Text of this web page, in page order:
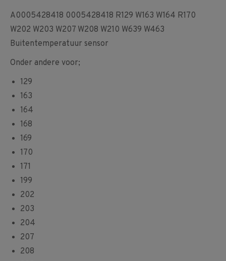
A0005428418 0005428418 R129 W163 W164 R170
W202 W203 W207 W208 W210 W639 W463
Buitentemperatuur sensor
Onder andere voor;
129
163
164
168
169
170
171
199
202
203
204
207
208